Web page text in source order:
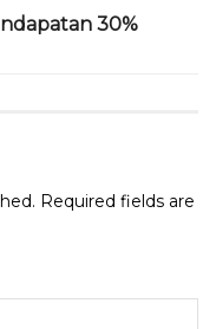
30%
Required fields are